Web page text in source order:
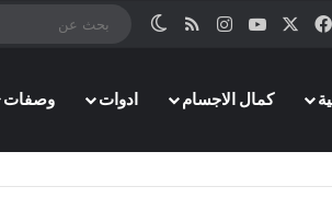
فيسبوك ‫YouTubeانستقرامملخص الموقع RSS
الوضع المظلم
كمال الاجسام ادوات وصفات